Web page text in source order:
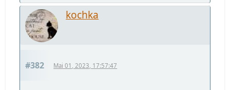
kochka
#382 Mai 01, 2023, 17:57:47